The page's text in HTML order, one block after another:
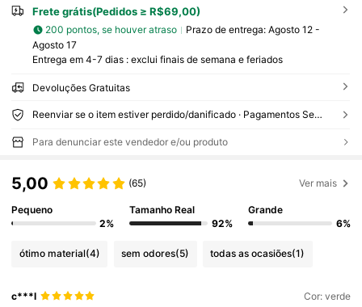
Frete grátis(Pedidos ≥ R$69,00)
200 pontos, se houver atraso Prazo de entrega: Agosto 12 -
Agosto 17
Entrega em 4-7 dias : exclui finais de semana e feriados
Devoluções Gratuitas
Reenviar se o item estiver perdido/danificado · Pagamentos Seguros · Proteção de privacidade
Para denunciar este vendedor e/ou produto
5,00 (65) Ver mais
Pequeno
2%
Tamanho Real
92%
Grande
6%
ótimo material(4) sem odores(5) todas as ocasiões(1)
c***l Cor: verde